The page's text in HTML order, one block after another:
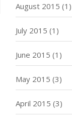
August 2015 (1)
July 2015 (1)
June 2015 (1)
May 2015 (3)
April 2015 (3)